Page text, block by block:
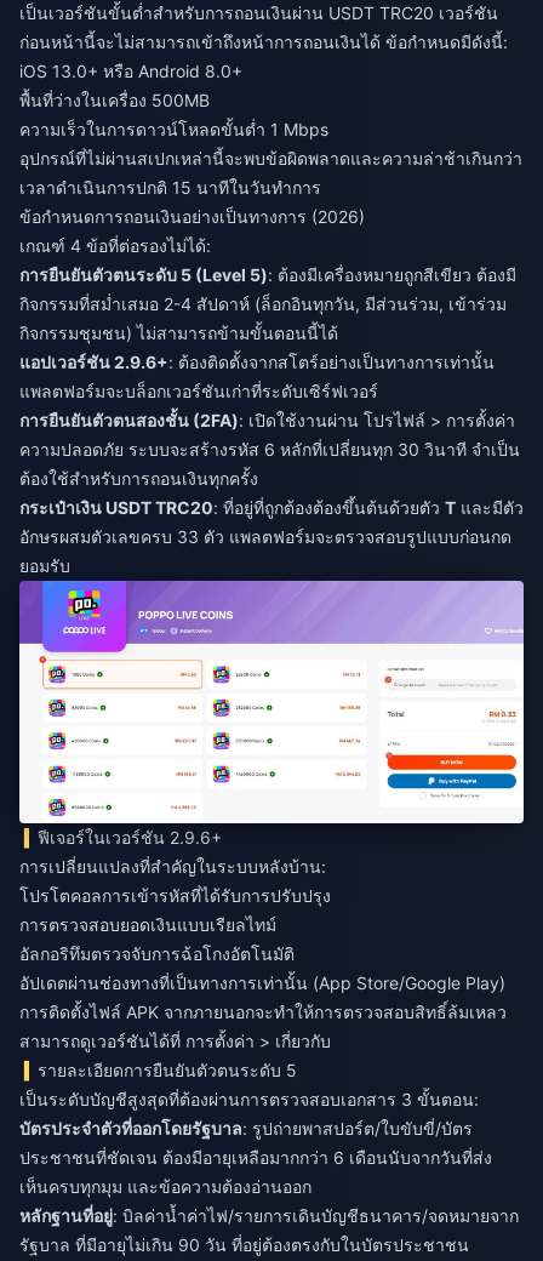
เป็นเวอร์ชันขั้นต่ำสำหรับการถอนเงินผ่าน USDT TRC20 เวอร์ชัน
ก่อนหน้านี้จะไม่สามารถเข้าถึงหน้าการถอนเงินได้ ข้อกำหนดมีดังนี้:
iOS 13.0+ หรือ Android 8.0+
พื้นที่ว่างในเครื่อง 500MB
ความเร็วในการดาวน์โหลดขั้นต่ำ 1 Mbps
อุปกรณ์ที่ไม่ผ่านสเปกเหล่านี้จะพบข้อผิดพลาดและความล่าช้าเกินกว่า
เวลาดำเนินการปกติ 15 นาทีในวันทำการ
ข้อกำหนดการถอนเงินอย่างเป็นทางการ (2026)
เกณฑ์ 4 ข้อที่ต่อรองไม่ได้:
การยืนยันตัวตนระดับ 5 (Level 5): ต้องมีเครื่องหมายถูกสีเขียว ต้องมี
กิจกรรมที่สม่ำเสมอ 2-4 สัปดาห์ (ล็อกอินทุกวัน, มีส่วนร่วม, เข้าร่วม
กิจกรรมชุมชน) ไม่สามารถข้ามขั้นตอนนี้ได้
แอปเวอร์ชัน 2.9.6+: ต้องติดตั้งจากสโตร์อย่างเป็นทางการเท่านั้น
แพลตฟอร์มจะบล็อกเวอร์ชันเก่าที่ระดับเซิร์ฟเวอร์
การยืนยันตัวตนสองชั้น (2FA): เปิดใช้งานผ่าน โปรไฟล์ > การตั้งค่า
ความปลอดภัย ระบบจะสร้างรหัส 6 หลักที่เปลี่ยนทุก 30 วินาที จำเป็น
ต้องใช้สำหรับการถอนเงินทุกครั้ง
กระเป๋าเงิน USDT TRC20: ที่อยู่ที่ถูกต้องต้องขึ้นต้นด้วยตัว T และมีตัว
อักษรผสมตัวเลขครบ 33 ตัว แพลตฟอร์มจะตรวจสอบรูปแบบก่อนกด
ยอมรับ
ฟีเจอร์ในเวอร์ชัน 2.9.6+
การเปลี่ยนแปลงที่สำคัญในระบบหลังบ้าน:
โปรโตคอลการเข้ารหัสที่ได้รับการปรับปรุง
การตรวจสอบยอดเงินแบบเรียลไทม์
อัลกอริทึมตรวจจับการฉ้อโกงอัตโนมัติ
อัปเดตผ่านช่องทางที่เป็นทางการเท่านั้น (App Store/Google Play)
การติดตั้งไฟล์ APK จากภายนอกจะทำให้การตรวจสอบสิทธิ์ล้มเหลว
สามารถดูเวอร์ชันได้ที่ การตั้งค่า > เกี่ยวกับ
รายละเอียดการยืนยันตัวตนระดับ 5
เป็นระดับบัญชีสูงสุดที่ต้องผ่านการตรวจสอบเอกสาร 3 ขั้นตอน:
บัตรประจำตัวที่ออกโดยรัฐบาล: รูปถ่ายพาสปอร์ต/ใบขับขี่/บัตร
ประชาชนที่ชัดเจน ต้องมีอายุเหลือมากกว่า 6 เดือนนับจากวันที่ส่ง
เห็นครบทุกมุม และข้อความต้องอ่านออก
หลักฐานที่อยู่: บิลค่าน้ำค่าไฟ/รายการเดินบัญชีธนาคาร/จดหมายจาก
รัฐบาล ที่มีอายุไม่เกิน 90 วัน ที่อยู่ต้องตรงกับในบัตรประชาชน